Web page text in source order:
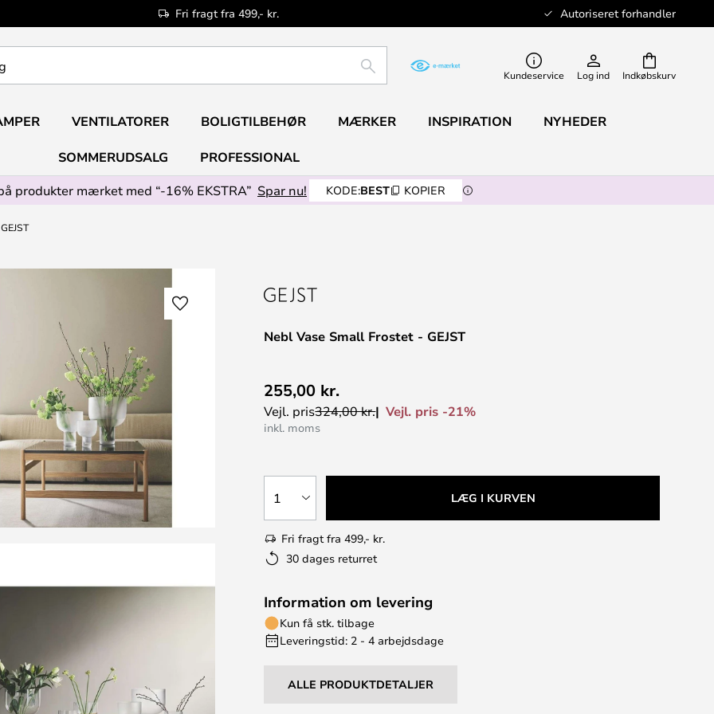
Fri fragt fra 499,- kr. Autoriseret forhandler
Indkøbskurv
SØG Kundeservice Log ind
VENTILATORER BOLIGTILBEHØR MÆRKER INSPIRATION NYHEDER
SOMMERUDSALG
PROFESSIONAL
produkter mærket med “-16% EKSTRA” Spar nu! KODE:BEST KOPIER
Nebl Vase Small Frostet - GEJST
255,00 kr.
Vejl. pris324,00 kr. Vejl. pris -21%
inkl. moms
1 LÆG I KURVEN
Fri fragt fra 499,- kr.
30 dages returret
Information om levering
Kun få stk. tilbage
Leveringstid: 2 - 4 arbejdsdage
ALLE PRODUKTDETALJER